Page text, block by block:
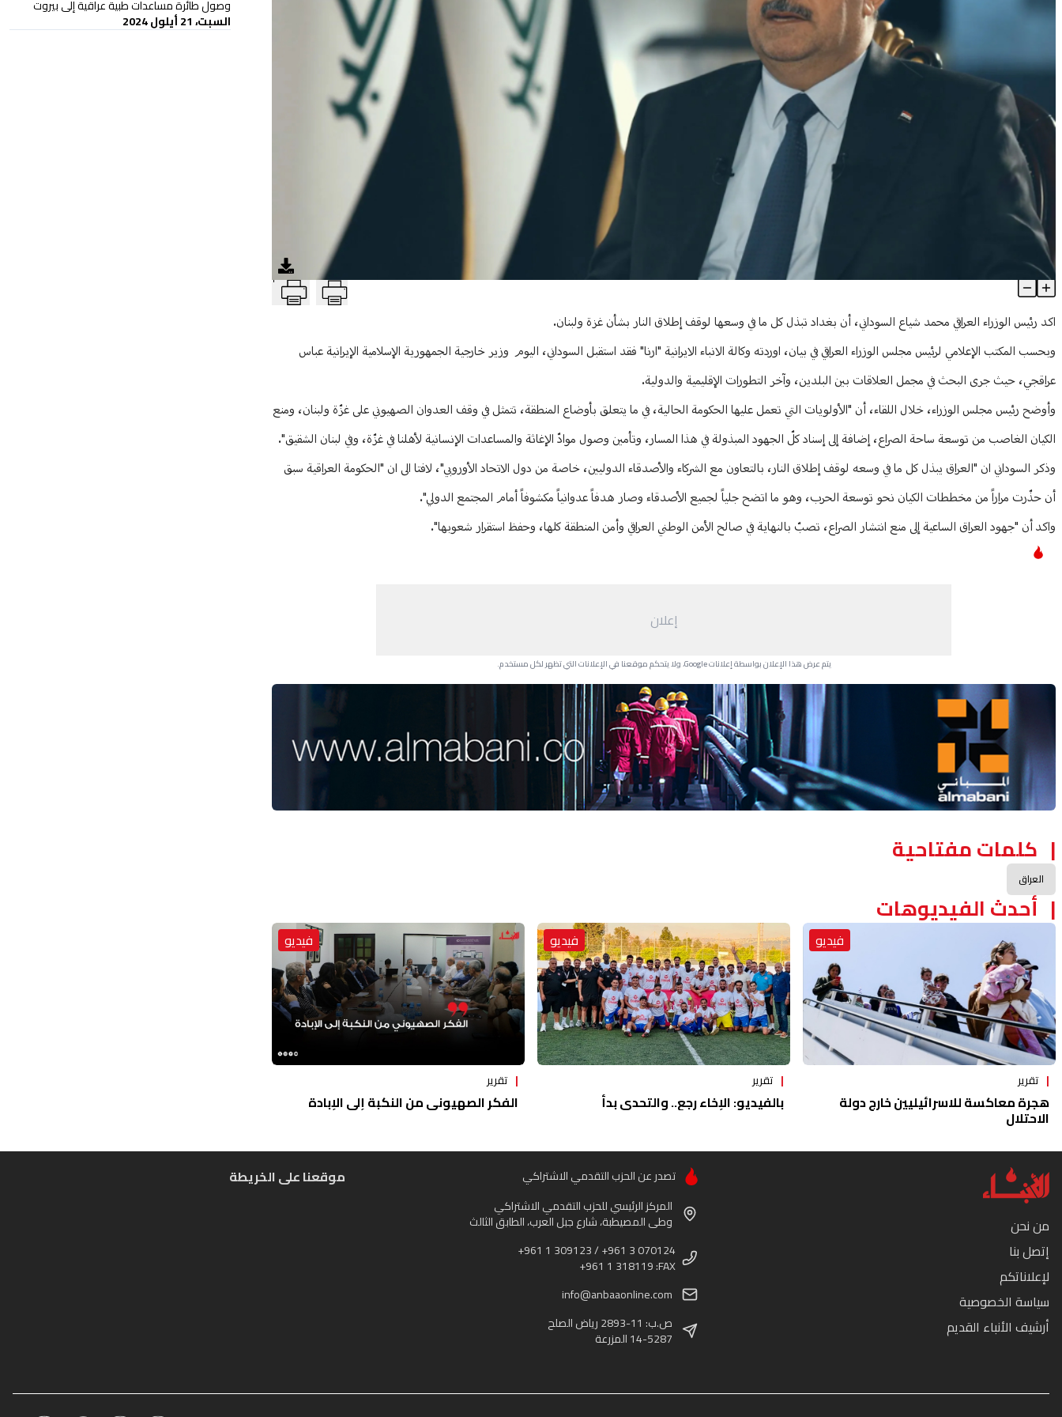
السوداني: بغداد تبذل كل ما بوسعها لوقف إطلاق النار في غزة ولبنان T
Article Content
اكد رئيس الوزراء العراقي محمد شياع السوداني، أن بغداد تبذل كل ما في وسعها لوقف إطلاق النار بشأن غزة ولبنان.
وبحسب المكتب الإعلامي لرئيس مجلس الوزراء العراقي في بيان، اوردته وكالة الانباء الايرانية "ارنا" فقد استقبل السوداني، اليوم وزير خارجية الجمهورية الإسلامية الإيرانية عباس
عراقجي، حيث جرى البحث في مجمل العلاقات بين البلدين، وآخر التطورات الإقليمية والدولية.
وأوضح رئيس مجلس الوزراء، خلال اللقاء، أن "الأولويات التي تعمل عليها الحكومة الحالية، في ما يتعلق بأوضاع المنطقة، تتمثل في وقف العدوان الصهيوني على غزّة ولبنان، ومنع
الكيان الغاصب من توسعة ساحة الصراع، إضافة إلى إسناد كلّ الجهود المبذولة في هذا المسار، وتأمين وصول موادّ الإغاثة والمساعدات الإنسانية لأهلنا في غزّة، وفي لبنان الشقيق".
وذكر السوداني ان "العراق يبذل كل ما في وسعه لوقف إطلاق النار، بالتعاون مع الشركاء والأصدقاء الدوليين، خاصة من دول الاتحاد الأوروبي"، لافتا الى ان "الحكومة العراقية سبق
أن حذّرت مراراً من مخططات الكيان نحو توسعة الحرب، وهو ما اتضح جلياً لجميع الأصدقاء وصار هدفاً عدوانياً مكشوفاً أمام المجتمع الدولي".
واكد أن "جهود العراق الساعية إلى منع انتشار الصراع، تصبّ بالنهاية في صالح الأمن الوطني العراقي وأمن المنطقة كلها، وحفظ استقرار شعوبها".
إعلان
يتم عرض هذا الإعلان بواسطة إعلانات Google، ولا يتحكم موقعنا في الإعلانات التي تظهر لكل مستخدم.
Advertisement Section
كلمات مفتاحية
العراق
أحدث الفيديوهات
فيديو
تقرير
هجرة معاكسة للاسرائيليين خارج دولة
الاحتلال
فيديو
تقرير
بالفيديو: الإخاء رجع.. والتحدي بدأ
فيديو
تقرير
الفكر الصهيوني من النكبة إلى الإبادة
وصول طائرة مساعدات طبية عراقية إلى بيروت
السبت، 21 أيلول 2024
من نحن
إتصل بنا
لإعلاناتكم
سياسة الخصوصية
أرشيف الأنباء القديم
تصدر عن الحزب التقدمي الاشتراكي
المركز الرئيسي للحزب التقدمي الاشتراكي
وطى المصيطبة، شارع جبل العرب، الطابق الثالث
+961 1 309123 / +961 3 070124
+961 1 318119 :FAX
info@anbaaonline.com
ص.ب: 11-2893 رياض الصلح
14-5287 المزرعة
موقعنا على الخريطة